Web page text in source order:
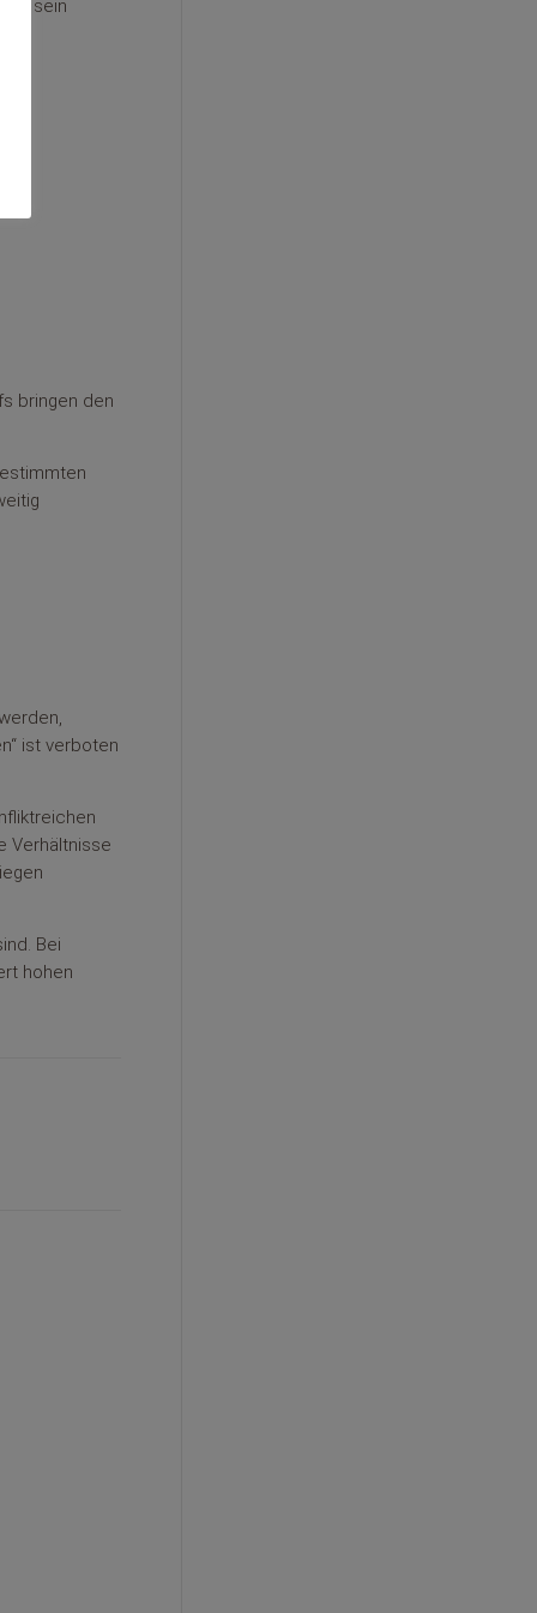
sein
bringen den
ist verboten
Verhältnisse
Bei
hohen